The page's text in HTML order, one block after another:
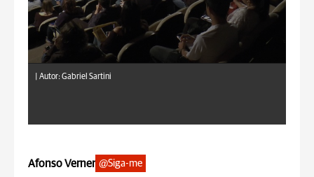
Autor: Gabriel Sartini
Afonso Verner @Siga-me